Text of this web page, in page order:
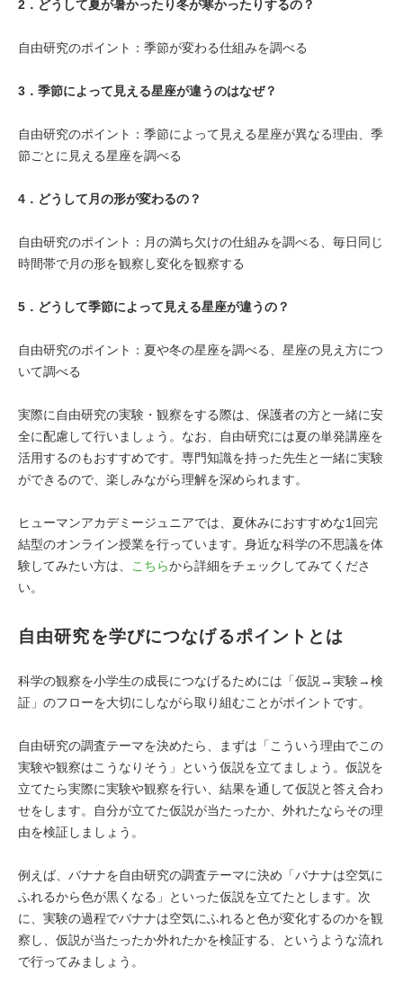
2． どうして夏が暑かったり冬が寒かったりするの？
自由研究のポイント：季節が変わる仕組みを調べる
3． 季節によって見える星座が違うのはなぜ？
自由研究のポイント：季節によって見える星座が異なる理由、季
節ごとに見える星座を調べる
4． どうして月の形が変わるの？
自由研究のポイント：月の満ち欠けの仕組みを調べる、毎日同じ
時間帯で月の形を観察し変化を観察する
5． どうして季節によって見える星座が違うの？
自由研究のポイント：夏や冬の星座を調べる、星座の見え方につ
いて調べる
実際に自由研究の実験・観察をする際は、保護者の方と一緒に安
全に配慮して行いましょう。なお、自由研究には夏の単発講座を
活用するのもおすすめです。専門知識を持った先生と一緒に実験
ができるので、楽しみながら理解を深められます。
ヒューマンアカデミージュニアでは、夏休みにおすすめな1回完
結型のオンライン授業を行っています。身近な科学の不思議を体
験してみたい方は、
こちらから詳細をチェックしてみてくださ
い。
自由研究を学びにつなげるポイントとは
科学の観察を小学生の成長につなげるためには「仮説→実験→検
証」のフローを大切にしながら取り組むことがポイントです。
自由研究の調査テーマを決めたら、まずは「こういう理由でこの
実験や観察はこうなりそう」という仮説を立てましょう。仮説を
立てたら実際に実験や観察を行い、結果を通して仮説と答え合わ
せをします。自分が立てた仮説が当たったか、外れたならその理
由を検証しましょう。
例えば、バナナを自由研究の調査テーマに決め「バナナは空気に
ふれるから色が黒くなる」といった仮説を立てたとします。次
に、実験の過程でバナナは空気にふれると色が変化するのかを観
察し、仮説が当たったか外れたかを検証する、というような流れ
で行ってみましょう。